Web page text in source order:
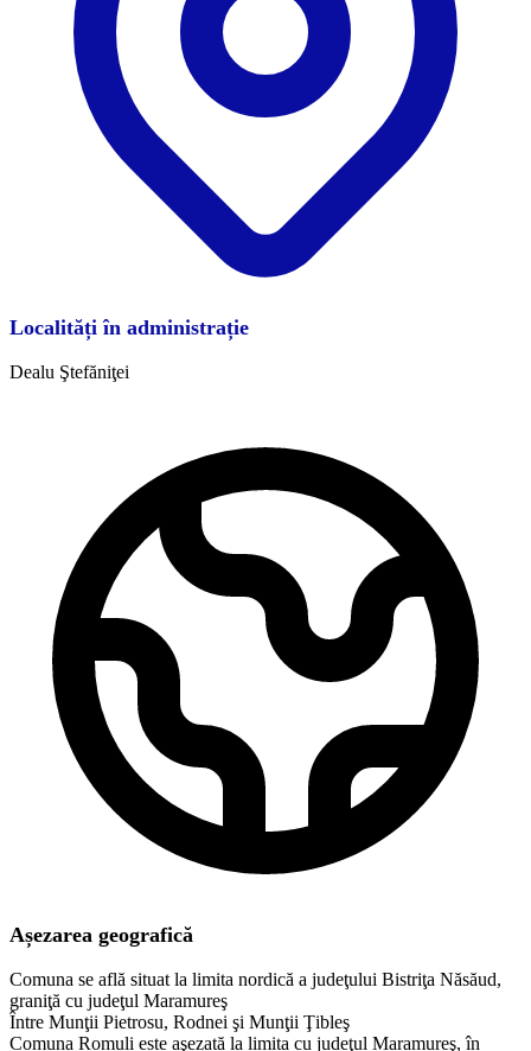
Localități în administrație
Dealu Ştefăniţei
Așezarea geografică
Comuna se află situat la limita nordică a judeţului Bistriţa Năsăud,
graniţă cu judeţul Maramureş
Între Munţii Pietrosu, Rodnei şi Munţii Ţibleş
Comuna Romuli este aşezată la limita cu judeţul Maramureş, în